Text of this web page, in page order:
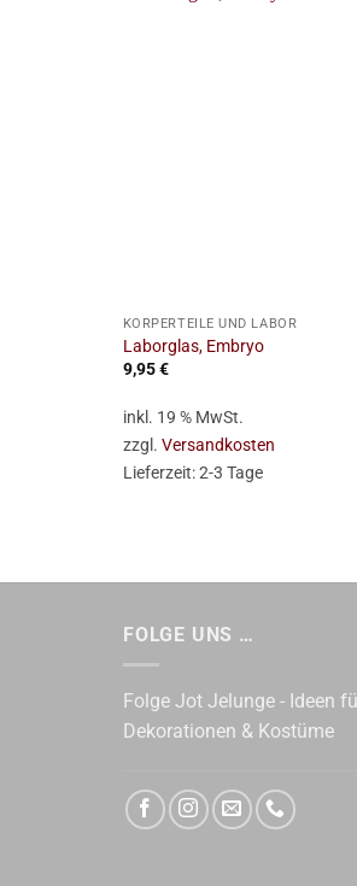
KÖRPERTEILE UND LABOR
Laborglas, Embryo
9,95€
inkl. 19 % MwSt.
zzgl. Versandkosten
Lieferzeit:2-3 Tage
FOLGE UNS …
Folge Jot Jelunge - Ideen
Dekorationen & Kostüme